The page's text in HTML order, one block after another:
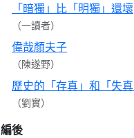
「暗獨」比「明獨」還壞
（一讀者）
偉哉顏夫子
（陳遂野）
歷史的「存真」和「失真
（劉實）
編後